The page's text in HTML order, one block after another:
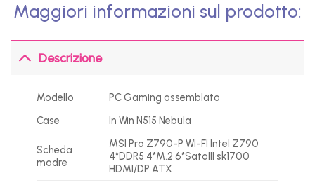
Maggiori informazioni sul prodotto:
Descrizione
Modello
PC Gaming assemblato
Case
In Win N515 Nebula
Scheda
madre
MSI Pro Z790-P WI-FI Intel Z790
4*DDR5 4*M.2 6*SataIII sk1700
HDMI/DP ATX